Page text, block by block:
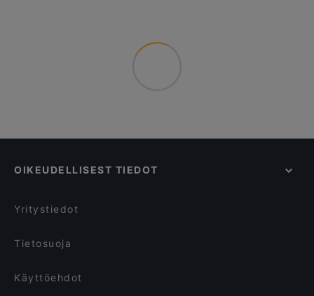
OIKEUDELLISEST TIEDOT
Yritystiedot
Tietosuoja
Käyttöehdot